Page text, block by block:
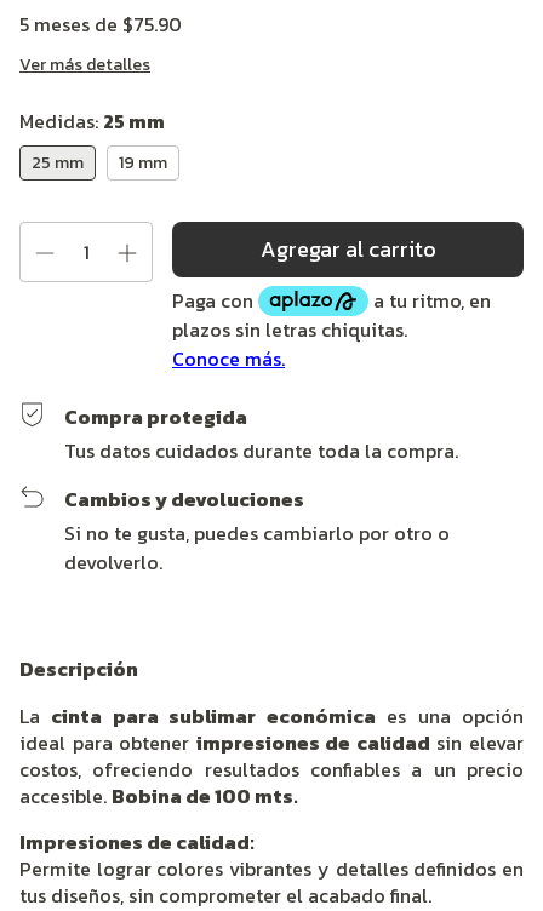
5 meses de $75.90
Ver más detalles
Medidas: 25 mm
25 mm 19 mm
Compra protegida
Tus datos cuidados durante toda la compra.
Cambios y devoluciones
Si no te gusta, puedes cambiarlo por otro o
devolverlo.
Descripción
La cinta para sublimar económica es una opción
ideal para obtener impresiones de calidad sin elevar
costos, ofreciendo resultados confiables a un precio
accesible. Bobina de 100 mts.
Impresiones de calidad:
Permite lograr colores vibrantes y detalles definidos en
tus diseños, sin comprometer el acabado final.